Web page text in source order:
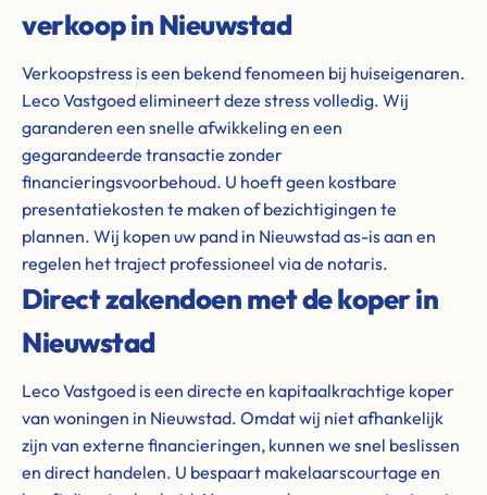
verkoop in Nieuwstad
Verkoopstress is een bekend fenomeen bij huiseigenaren.
Leco Vastgoed elimineert deze stress volledig. Wij
garanderen een snelle afwikkeling en een
gegarandeerde transactie zonder
financieringsvoorbehoud. U hoeft geen kostbare
presentatiekosten te maken of bezichtigingen te
plannen. Wij kopen uw pand in Nieuwstad as-is aan en
regelen het traject professioneel via de notaris.
Direct zakendoen met de koper in
Nieuwstad
Leco Vastgoed is een directe en kapitaalkrachtige koper
van woningen in Nieuwstad. Omdat wij niet afhankelijk
zijn van externe financieringen, kunnen we snel beslissen
en direct handelen. U bespaart makelaarscourtage en